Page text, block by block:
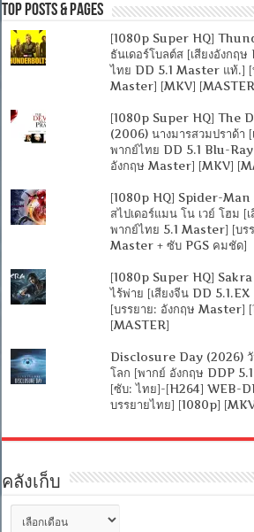
Top Posts & Pages
[1080p Super HQ]
ธันเดอร์โบลต์ส [เสียงอังกฤ
ไทย DD 5.1 Master แท้.] [
Master] [MKV]
[1080p Super HQ] The
(2006) นางมารสวมปราด้า
พากย์ไทย DD 5.1 Blu-
อังกฤษ Master] [MKV]
[1080p HQ] Spider-Man
สไปเดอร์แมน โน เวย์ โฮม [
พากย์ไทย 5.1 Master] [บร
Master + ซับ PGS คมชัด]
[1080p Super HQ]
ไร้พ่าย [เสียงจีน DD
[บรรยาย: อังกฤษ Master]
[MASTER]
Disclosure Day (2026) วั
โลก [พากย์ อังกฤษ DDP
[ซับ: ไทย]-[H264] WEB-
บรรยายไทย] [1080p]
คลังเก็บ